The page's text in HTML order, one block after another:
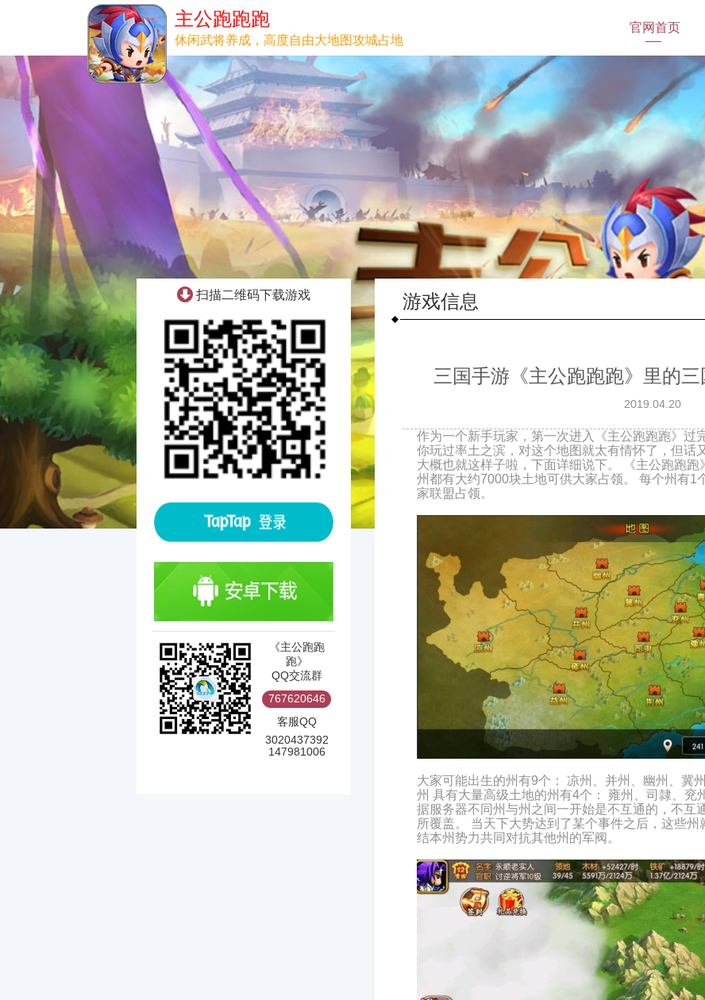
主公跑跑跑
休闲武将养成，高度自由大地图攻城占地
官网首页
扫描二维码下载游戏
《主公跑跑
跑》
QQ交流群
767620646
客服QQ
3020437392
147981006
游戏信息
三国手游《主公跑跑跑》里的
2019.04.20
作为一个新手玩家，第一次进入《主公跑跑跑》过
你玩过率土之滨，对这个地图就太有情怀了，但话
大概也就这样子啦，下面详细说下。 《主公跑跑
州都有大约7000块土地可供大家占领。 每个州有1
家联盟占领。
大家可能出生的州有9个： 凉州、并州、幽州、冀
州 具有大量高级土地的州有4个： 雍州、司隷、兖
据服务器不同州与州之间一开始是不互通的，不互
所覆盖。 当天下大势达到了某个事件之后，这些
结本州势力共同对抗其他州的军阀。